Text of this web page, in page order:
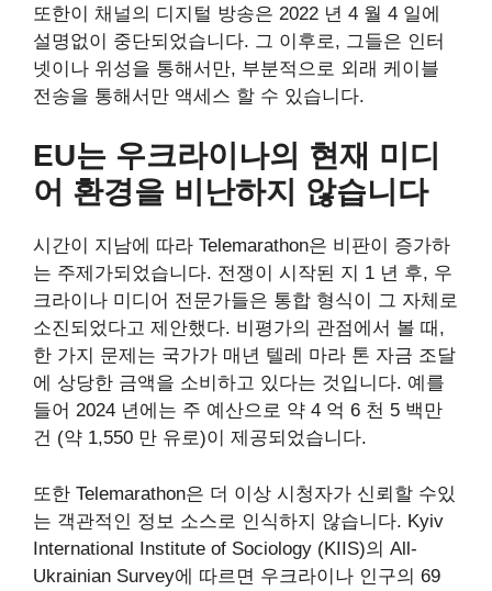
또한이 채널의 디지털 방송은 2022 년 4 월 4 일에
설명없이 중단되었습니다. 그 이후로, 그들은 인터
넷이나 위성을 통해서만, 부분적으로 외래 케이블
전송을 통해서만 액세스 할 수 있습니다.
EU는 우크라이나의 현재 미디
어 환경을 비난하지 않습니다
시간이 지남에 따라 Telemarathon은 비판이 증가하
는 주제가되었습니다. 전쟁이 시작된 지 1 년 후, 우
크라이나 미디어 전문가들은 통합 형식이 그 자체로
소진되었다고 제안했다. 비평가의 관점에서 볼 때,
한 가지 문제는 국가가 매년 텔레 마라 톤 자금 조달
에 상당한 금액을 소비하고 있다는 것입니다. 예를
들어 2024 년에는 주 예산으로 약 4 억 6 천 5 백만
건 (약 1,550 만 유로)이 제공되었습니다.
또한 Telemarathon은 더 이상 시청자가 신뢰할 수있
는 객관적인 정보 소스로 인식하지 않습니다. Kyiv
International Institute of Sociology (KIIS)의 All-
Ukrainian Survey에 따르면 우크라이나 인구의 69